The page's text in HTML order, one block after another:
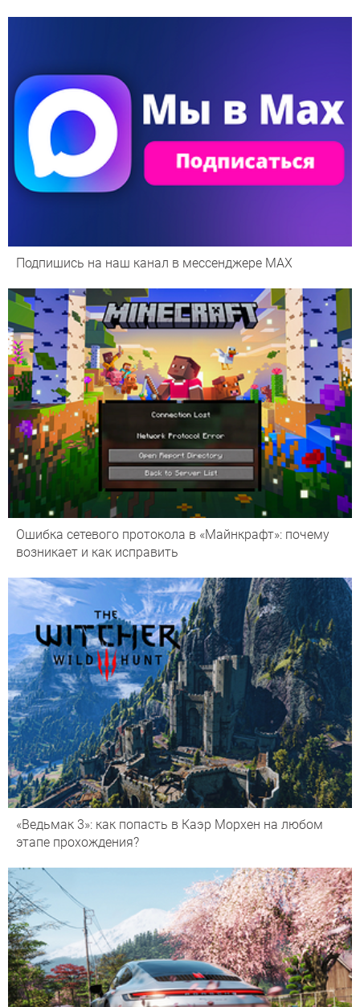
Подпишись на наш канал в мессенджере МАХ
Ошибка сетевого протокола в «Майнкрафт»: почему
возникает и как исправить
«Ведьмак 3»: как попасть в Каэр Морхен на любом
этапе прохождения?